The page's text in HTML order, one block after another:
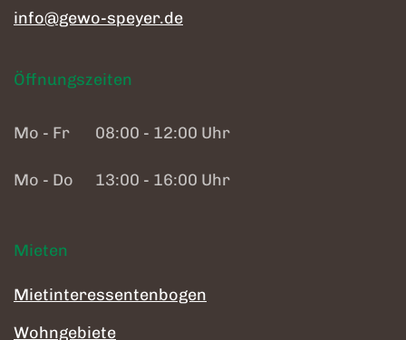
info@gewo-speyer.de
Öffnungszeiten
Mo - Fr 08:00 - 12:00 Uhr
Mo - Do 13:00 - 16:00 Uhr
Mieten
Mietinteressentenbogen
Wohngebiete